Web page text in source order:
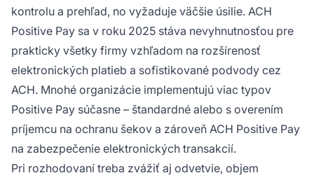
kontrolu a prehľad, no vyžaduje väčšie úsilie. ACH
Positive Pay sa v roku 2025 stáva nevyhnutnosťou pre
prakticky všetky firmy vzhľadom na rozšírenosť
elektronických platieb a sofistikované podvody cez
ACH. Mnohé organizácie implementujú viac typov
Positive Pay súčasne – štandardné alebo s overením
príjemcu na ochranu šekov a zároveň ACH Positive Pay
na zabezpečenie elektronických transakcií.
Pri rozhodovaní treba zvážiť aj odvetvie, objem